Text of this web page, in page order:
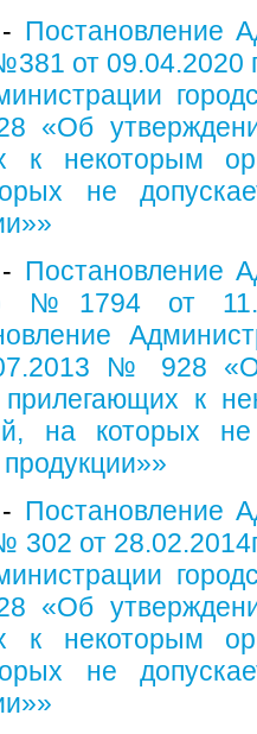
- Постановление
от 09.04.2020
«Об
к некоторым
не
- Постановление
№1794 от
№ 928
прилегающих к
на которых не
- Постановление
302 от
«Об
к некоторым
не